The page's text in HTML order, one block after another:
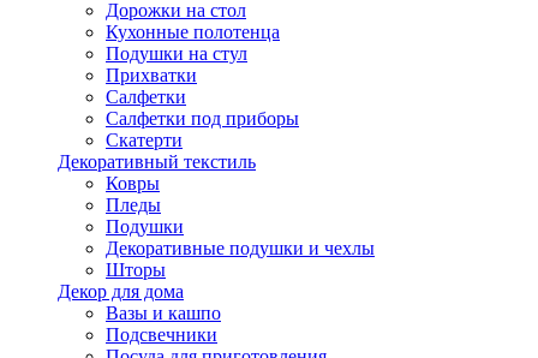
Дорожки на стол
Кухонные полотенца
Подушки на стул
Прихватки
Салфетки
Салфетки под приборы
Скатерти
Декоративный текстиль
Ковры
Пледы
Подушки
Декоративные подушки и чехлы
Шторы
Декор для дома
Вазы и кашпо
Подсвечники